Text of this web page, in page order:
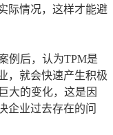
际情况，这样才能避
例后，认为TPM是
，就会快速产生积极
大的变化，这是因
企业过去存在的问